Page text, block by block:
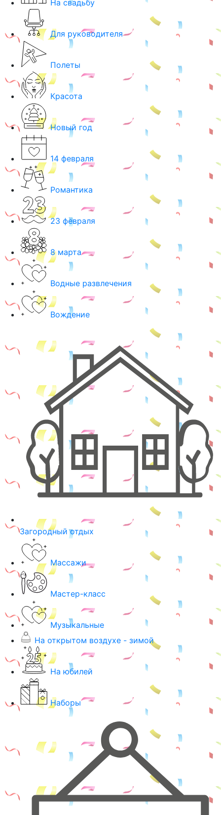
На свадьбу
Для руководителя
Полеты
Красота
Новый год
14 февраля
Романтика
23 февраля
8 марта
Водные развлечения
Вождение
Загородный отдых
Массажи
Мастер-класс
Музыкальные
На открытом воздухе - зимой
На юбилей
Наборы